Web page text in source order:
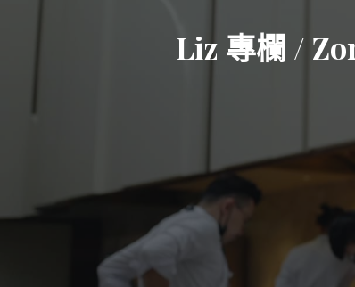
Liz 專欄 /